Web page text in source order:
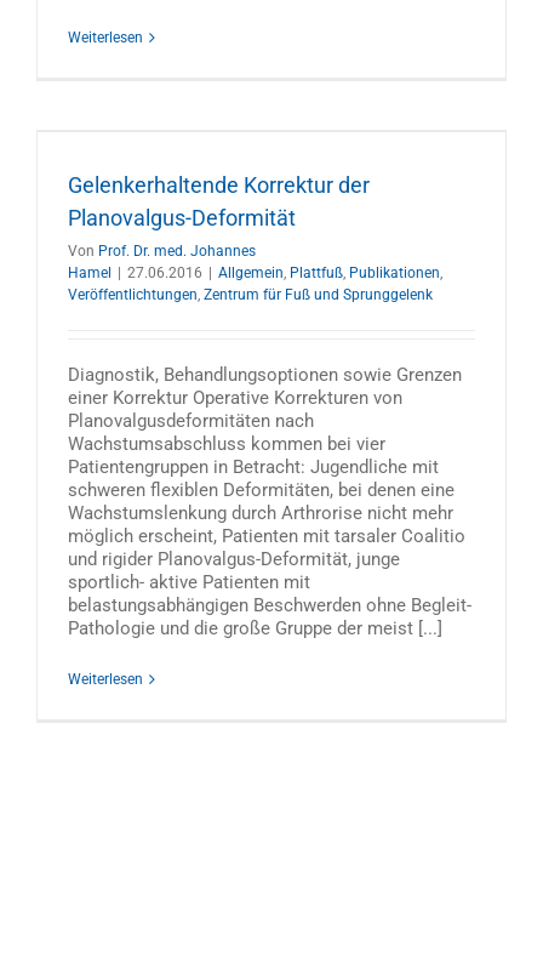
Weiterlesen
Gelenkerhaltende Korrektur der
Planovalgus-Deformität
Von Prof. Dr. med. Johannes
Hamel
27.06.2016 Allgemein, Plattfuß, Publikationen,
Veröffentlichtungen, Zentrum für Fuß und Sprunggelenk
Diagnostik, Behandlungsoptionen sowie Grenzen
einer Korrektur Operative Korrekturen von
Planovalgusdeformitäten nach
Wachstumsabschluss kommen bei vier
Patientengruppen in Betracht: Jugendliche mit
schweren flexiblen Deformitäten, bei denen eine
Wachstumslenkung durch Arthrorise nicht mehr
möglich erscheint, Patienten mit tarsaler Coalitio
und rigider Planovalgus-Deformität, junge
sportlich- aktive Patienten mit
belastungsabhängigen Beschwerden ohne Begleit-
Pathologie und die große Gruppe der meist [...]
Weiterlesen